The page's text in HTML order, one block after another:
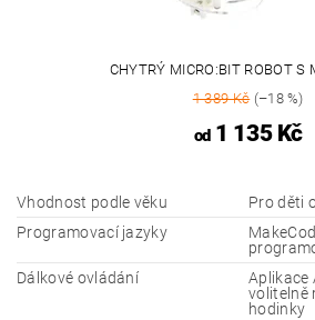
CHYTRÝ MICRO:BIT ROBOT S
1 389 Kč(–18 %)
od1 135 Kč
Vhodnost podle věku
Pro děti
Programovací jazyky
Dálkové ovládání
Aplikace
volitelně
hodinky